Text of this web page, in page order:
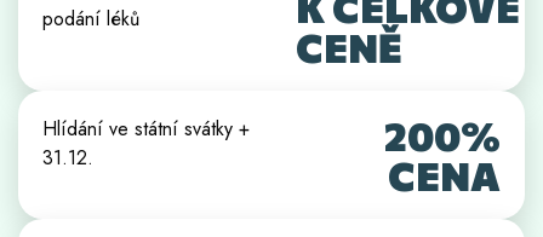
podání léků
CENĚ
Hlídání ve státní svátky +
31.12.
200%
CENA